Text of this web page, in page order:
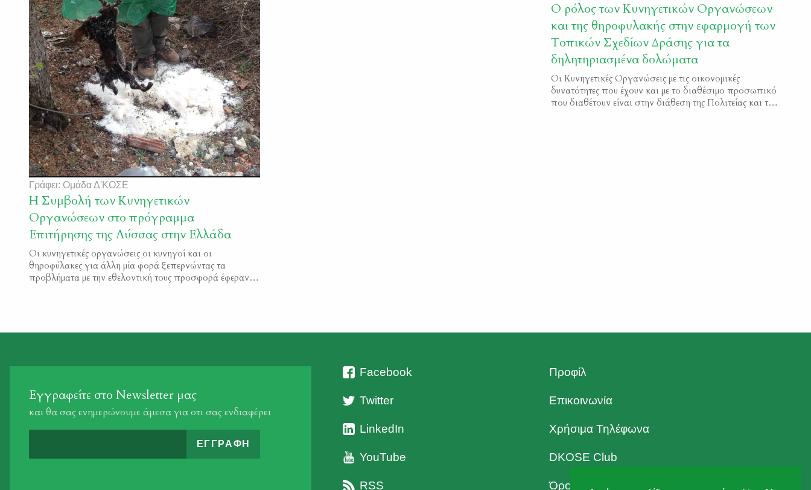
Γράφει: Ομάδα Δ'ΚΟΣΕ
Η Συμβολή των Κυνηγετικών
Οργανώσεων στο πρόγραμμα
Επιτήρησης της Λύσσας στην Ελλάδα
Οι κυνηγετικές οργανώσεις οι κυνηγοί και οι
θηροφύλακες για άλλη μία φορά ξεπερνώντας τα
προβλήματα με την εθελοντική τους προσφορά έφεραν
Ο ρόλος των Κυνηγετικών Οργανώσεων
και της θηροφυλακής στην εφαρμογή των
Τοπικών Σχεδίων Δράσης για τα
δηλητηριασμένα δολώματα
Οι Κυνηγετικές Οργανώσεις με τις οικονομικές
δυνατότητες που έχουν και με το διαθέσιμο προσωπικό
που διαθέτουν είναι στην διάθεση της Πολιτείας και των
Εγγραφείτε στο Newsletter μας
και θα σας ενημερώνουμε άμεσα για οτι σας ενδιαφέρει
Facebook
Twitter
LinkedIn
YouTube
RSS
Προφίλ
Επικοινωνία
Χρήσιμα Τηλέφωνα
DKOSE Club
Όροι Χρήσης